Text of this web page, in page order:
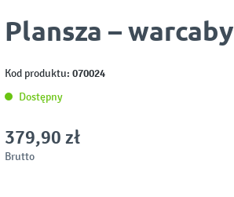
Plansza – warcaby
Kod produktu: 070024
Dostępny
379,90 zł
Brutto